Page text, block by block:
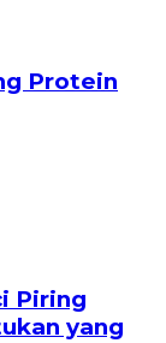
Protein
Piring
yang